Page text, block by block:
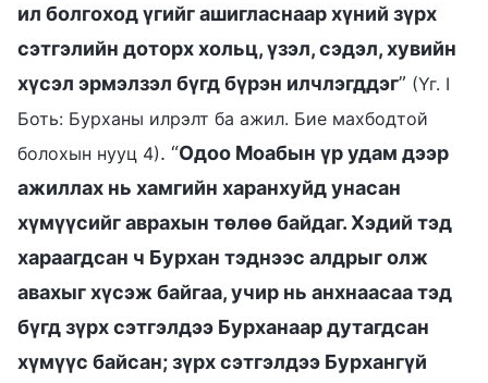
ил болгоход үгийг ашигласнаар хүний зүрх
сэтгэлийн доторх хольц, үзэл, сэдэл, хувийн
хүсэл эрмэлзэл бүгд бүрэн илчлэгддэг” (Үг. I
Боть: Бурханы илрэлт ба ажил. Бие махбодтой
болохын нууц 4). “Одоо Моабын үр удам дээр
ажиллах нь хамгийн харанхуйд унасан
хүмүүсийг аврахын төлөө байдаг. Хэдий тэд
хараагдсан ч Бурхан тэднээс алдрыг олж
авахыг хүсэж байгаа, учир нь анхнаасаа тэд
бүгд зүрх сэтгэлдээ Бурханаар дутагдсан
хүмүүс байсан; зүрх сэтгэлдээ Бурхангүй